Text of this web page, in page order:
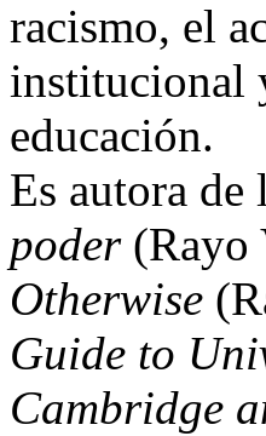
racismo, el
institucional
educación.
Es autora de
poder(Rayo
Otherwise
Guide to
Cambridge